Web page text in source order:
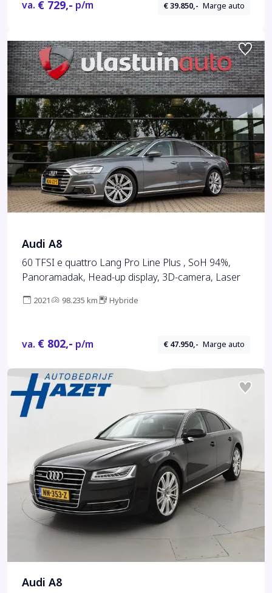
va. € 729,- p/m € 39.850,- Marge auto
Audi A8
60 TFSI e quattro Lang Pro Line Plus , SoH 94%,
Panoramadak, Head-up display, 3D-camera, Laser
2021 98.235 km Hybride
va. € 802,- p/m € 47.950,- Marge auto
Audi A8